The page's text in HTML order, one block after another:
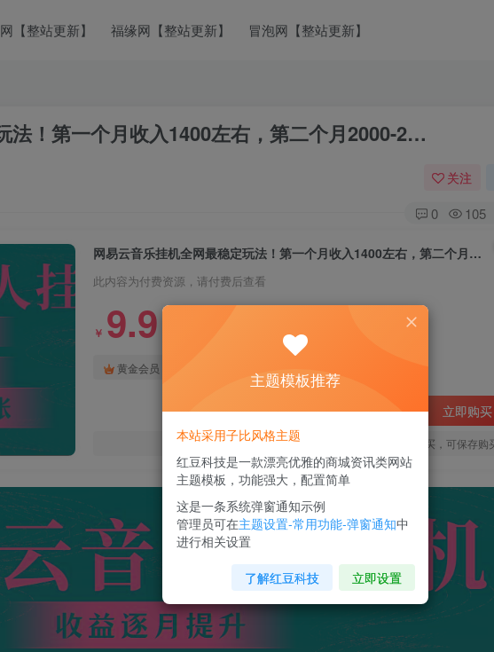
【整站更新】 福缘网【整站更新】 冒泡网【整站更新】
法！第一个月收入1400左右，第二个月2000-2…
关注
0 105
网易云音乐挂机全网最稳定玩法！第一个月收入1400左右，第二个月2000-2…
此内容为付费资源，请付费后查看
￥ 9.9
黄金会员
立即购买
您当前未登录！建议登陆后购买，可保存购
主题模板推荐
本站采用子比风格主题
红豆科技是一款漂亮优雅的商城资讯类网站
主题模板，功能强大，配置简单
这是一条系统弹窗通知示例
管理员可在主题设置-常用功能-弹窗通知中
进行相关设置
了解红豆科技 立即设置